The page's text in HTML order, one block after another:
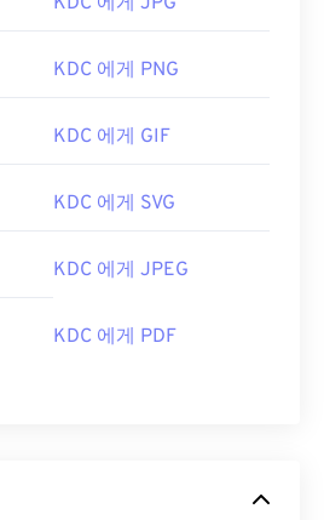
KDC 에게 PNG
KDC 에게 GIF
KDC 에게 SVG
KDC 에게 JPEG
KDC 에게 PDF